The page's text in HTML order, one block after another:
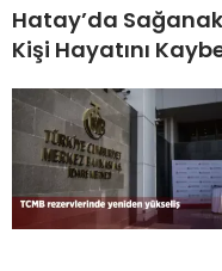
Hatay’da Sağanak
Kişi Hayatını